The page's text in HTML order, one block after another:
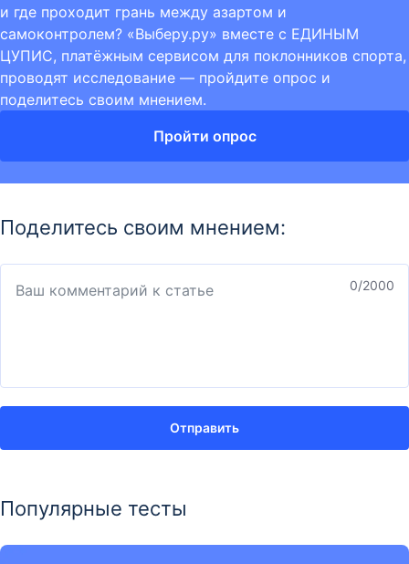
и где проходит грань между азартом и
самоконтролем? «Выберу.ру» вместе с ЕДИНЫМ
ЦУПИС, платёжным сервисом для поклонников спорта,
проводят исследование — пройдите опрос и
поделитесь своим мнением.
Пройти опрос
Поделитесь своим мнением:
0/2000
Отправить
Популярные тесты